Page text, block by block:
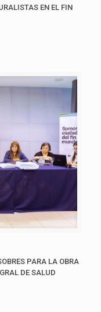
EN EL FIN
PARA LA OBRA
DE SALUD